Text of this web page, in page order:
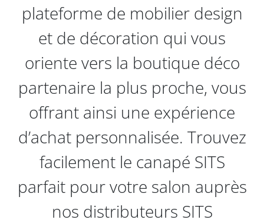
plateforme de mobilier design
et de décoration qui vous
oriente vers la boutique déco
partenaire la plus proche, vous
offrant ainsi une expérience
d’achat personnalisée. Trouvez
facilement le canapé SITS
parfait pour votre salon auprès
nos distributeurs SITS